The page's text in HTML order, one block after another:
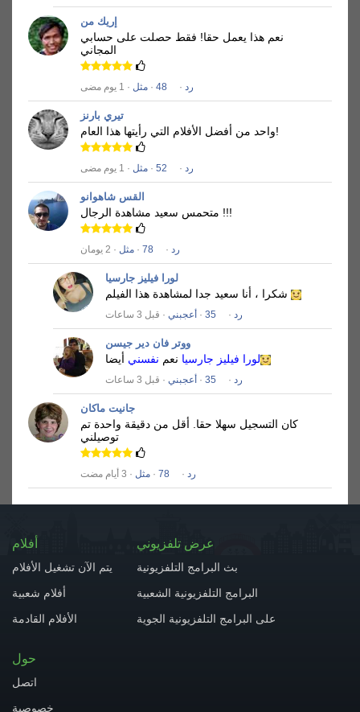
إريك من
نعم هذا يعمل حقا! فقط حصلت على حسابي
المجاني
رد ·
48
· مثل · 1 يوم مضى
تيري بارنز
واحد من أفضل الأفلام التي رأيتها هذا العام!
رد ·
52
· مثل · 1 يوم مضى
القس شاهوانو
متحمس سعيد مشاهدة الرجال !!!
رد ·
78
· مثل · 2 يومان
لورا فيليز جارسيا
رد ·
35
· أعجبني · قبل 3 ساعات
ووتر فان دير جيسن
لورا فيليز جارسيا نعم نفسني أيضا
رد ·
35
· أعجبني · قبل 3 ساعات
جانيت ماكان
كان التسجيل سهلا حقا. أقل من دقيقة واحدة تم
توصيلني
رد ·
78
· مثل · 3 أيام مضت
أفلام
يتم الآن تشغيل الأفلام
أفلام شعبية
الأفلام القادمة
عرض تلفزيوني
بث البرامج التلفزيونية
البرامج التلفزيونية الشعبية
على البرامج التلفزيونية الجوية
حول
اتصل
خصوصية